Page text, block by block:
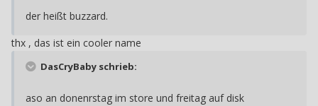
der heißt buzzard.
thx , das ist ein cooler name
DasCryBaby schrieb:
aso an donenrstag im store und freitag auf disk